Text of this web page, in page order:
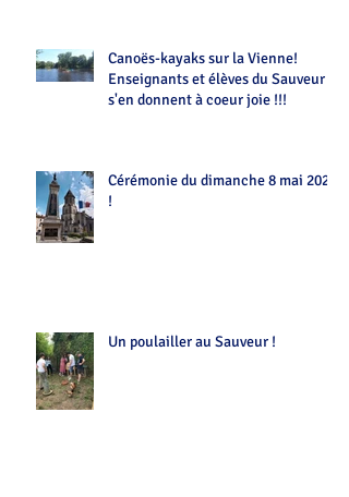
Canoës-kayaks sur la Vienne!
Enseignants et élèves du Sauveur
s'en donnent à coeur joie !!!
Cérémonie du dimanche 8 mai 2022
!
Un poulailler au Sauveur !